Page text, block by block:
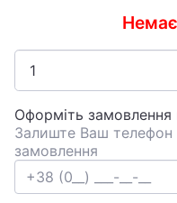
Немає
Оформіть замовлення
Залиште Ваш
замовлення